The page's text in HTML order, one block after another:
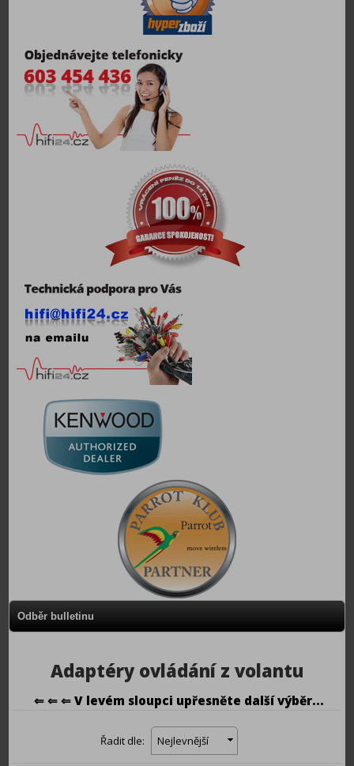
Odběr bulletinu
Adaptéry ovládání z volantu
⇐ ⇐ ⇐ V levém sloupci upřesněte další výběr...
Řadit dle: Nejlevnější